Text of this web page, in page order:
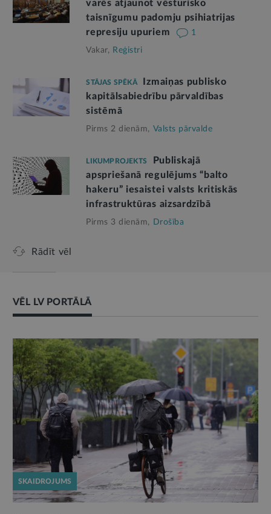
varēs atjaunot vēsturisko
taisnīgumu padomju psihiatrijas
represiju upuriem
1
Vakar, Reģistri
STĀJAS SPĒKĀ
Izmaiņas publisko
kapitālsabiedrību pārvaldības
sistēmā
Pirms 2 dienām, Valsts pārvalde
LIKUMPROJEKTS
Publiskajā
apspriešanā regulējums “balto
hakeru” iesaistei valsts kritiskās
infrastruktūras aizsardzībā
Pirms 3 dienām, Drošība
Rādīt vēl
VĒL LV PORTĀLĀ
SKAIDROJUMS